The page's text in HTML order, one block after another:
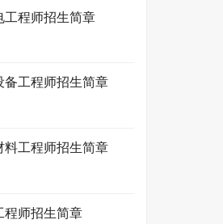
工程师招生简章
备工程师招生简章
料工程师招生简章
程师招生简章